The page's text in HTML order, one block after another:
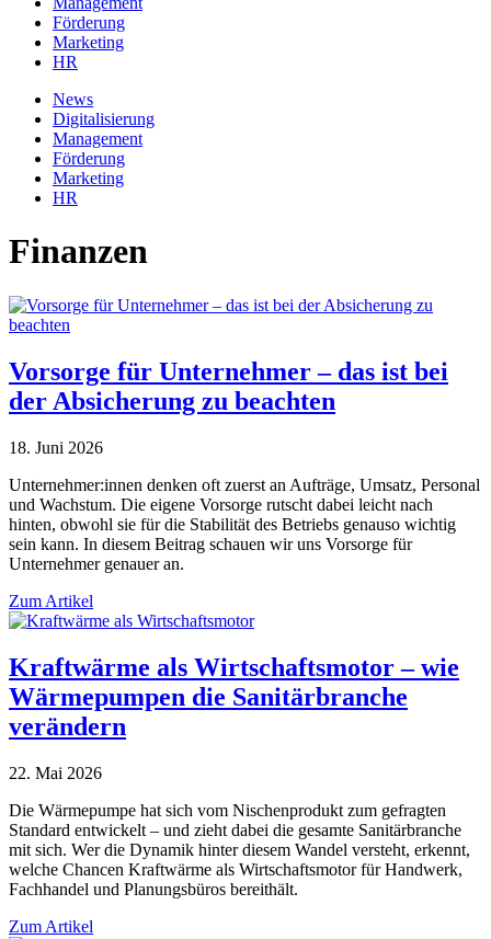
Förderung
Marketing
HR
News
Digitalisierung
Management
Förderung
Marketing
HR
Finanzen
Vorsorge für Unternehmer – das ist bei
der Absicherung zu beachten
18. Juni 2026
Unternehmer:innen denken oft zuerst an Aufträge, Umsatz, Personal
und Wachstum. Die eigene Vorsorge rutscht dabei leicht nach
hinten, obwohl sie für die Stabilität des Betriebs genauso wichtig
sein kann. In diesem Beitrag schauen wir uns Vorsorge für
Unternehmer genauer an.
Zum Artikel
Kraftwärme als Wirtschaftsmotor – wie
Wärmepumpen die Sanitärbranche
verändern
22. Mai 2026
Die Wärmepumpe hat sich vom Nischenprodukt zum gefragten
Standard entwickelt – und zieht dabei die gesamte Sanitärbranche
mit sich. Wer die Dynamik hinter diesem Wandel versteht, erkennt,
welche Chancen Kraftwärme als Wirtschaftsmotor für Handwerk,
Fachhandel und Planungsbüros bereithält.
Zum Artikel